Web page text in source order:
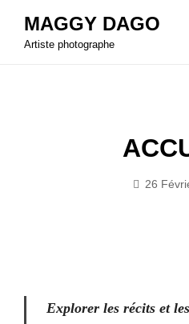
MAGGY DAGO
Artiste photographe
26
Explorer les récits et